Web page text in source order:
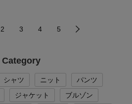
2 3 4 5
Category
シャツ ニット
パンツ
ジャケット
ブルゾン